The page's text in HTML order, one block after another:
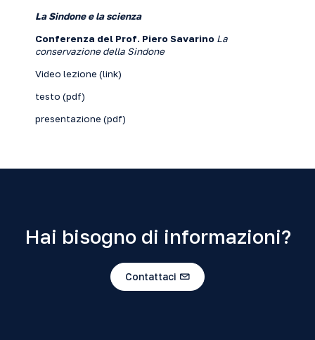
La Sindone e la scienza
Conferenza del Prof. Piero Savarino La
conservazione della Sindone
Video lezione (link)
testo (pdf)
presentazione (pdf)
Hai bisogno di informazioni?
Contattaci